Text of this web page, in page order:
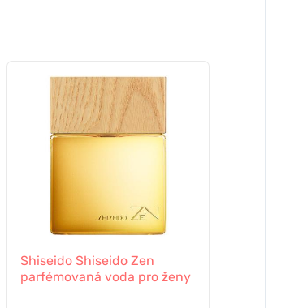
Shiseido Shiseido Zen
parfémovaná voda pro ženy